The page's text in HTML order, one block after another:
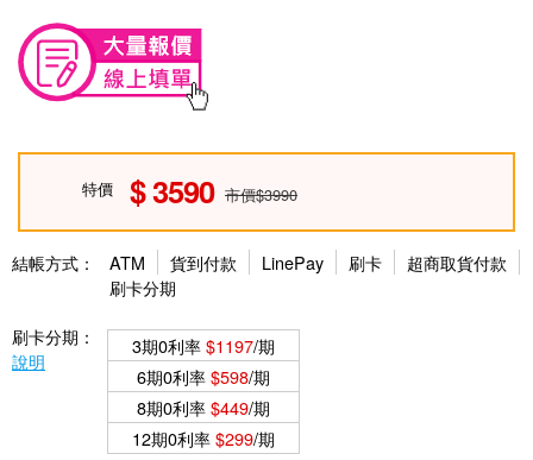
特價 3590 市價$3990
結帳方式： ATM 貨到付款 LinePay 刷卡
超商取貨付款
刷卡分期
刷卡分期：
說明
3期0利率$1197/期
6期0利率$598/期
8期0利率$449/期
12期0利率$299/期